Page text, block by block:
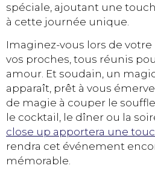
spéciale, ajoutant une
à cette journée unique.
Imaginez-vous lors de
vos proches, tous réunis
amour. Et soudain, un
apparaît, prêt à vous
de magie à couper le
le cocktail, le dîner ou la
close up apportera une
rendra cet événement
mémorable.